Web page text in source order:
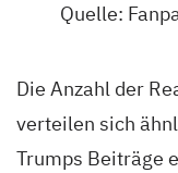
Quelle:
Die Anzahl der
verteilen sich
Trumps Beiträge